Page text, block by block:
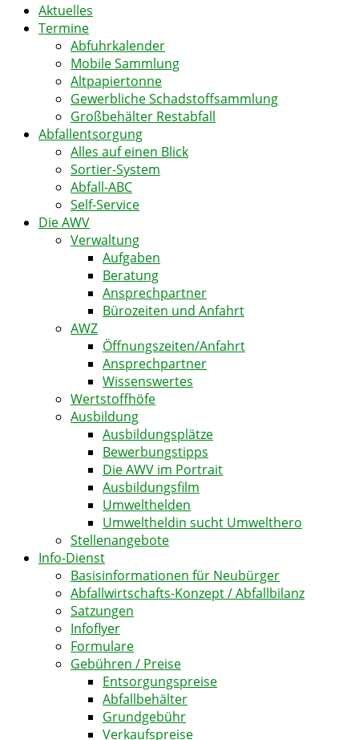
Aktuelles
Termine
Abfuhrkalender
Mobile Sammlung
Altpapiertonne
Gewerbliche Schadstoffsammlung
Großbehälter Restabfall
Abfallentsorgung
Alles auf einen Blick
Sortier-System
Abfall-ABC
Self-Service
Die AWV
Verwaltung
Aufgaben
Beratung
Ansprechpartner
Bürozeiten und Anfahrt
AWZ
Öffnungszeiten/Anfahrt
Ansprechpartner
Wissenswertes
Wertstoffhöfe
Ausbildung
Ausbildungsplätze
Bewerbungstipps
Die AWV im Portrait
Ausbildungsfilm
Umwelthelden
Umweltheldin sucht Umwelthero
Stellenangebote
Info-Dienst
Basisinformationen für Neubürger
Abfallwirtschafts-Konzept / Abfallbilanz
Satzungen
Infoflyer
Formulare
Gebühren / Preise
Entsorgungspreise
Abfallbehälter
Grundgebühr
Verkaufspreise